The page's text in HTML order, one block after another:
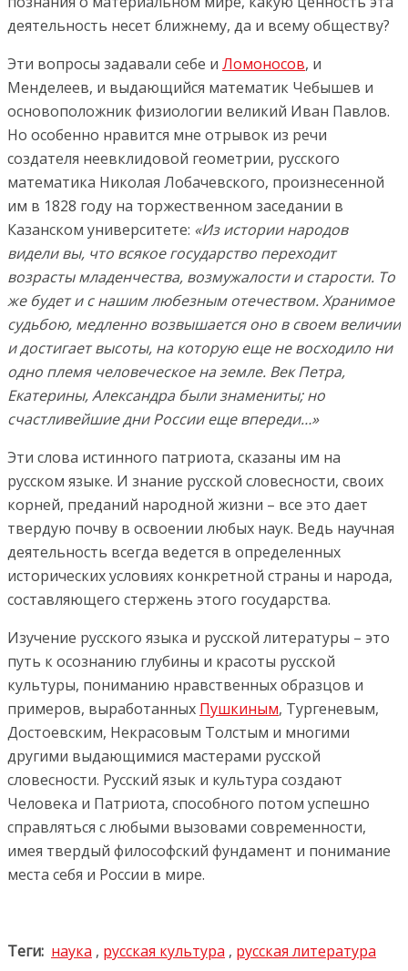
деятельность несет ближнему, да и всему обществу?
Эти вопросы задавали себе и Ломоносов, и
Менделеев, и выдающийся математик Чебышев и
основоположник физиологии великий Иван Павлов.
Но особенно нравится мне отрывок из речи
создателя неевклидовой геометрии, русского
математика Николая Лобачевского, произнесенной
им в 1828 году на торжественном заседании в
Казанском университете: «Из истории народов
видели вы, что всякое государство переходит
возрасты младенчества, возмужалости и старости. То
же будет и с нашим любезным отечеством. Хранимое
судьбою, медленно возвышается оно в своем величии
и достигает высоты, на которую еще не восходило ни
одно племя человеческое на земле. Век Петра,
Екатерины, Александра были знамениты; но
счастливейшие дни России еще впереди…»
Эти слова истинного патриота, сказаны им на
русском языке. И знание русской словесности, своих
корней, преданий народной жизни – все это дает
твердую почву в освоении любых наук. Ведь научная
деятельность всегда ведется в определенных
исторических условиях конкретной страны и народа,
составляющего стержень этого государства.
Изучение русского языка и русской литературы – это
путь к осознанию глубины и красоты русской
культуры, пониманию нравственных образцов и
примеров, выработанных Пушкиным, Тургеневым,
Достоевским, Некрасовым Толстым и многими
другими выдающимися мастерами русской
словесности. Русский язык и культура создают
Человека и Патриота, способного потом успешно
справляться с любыми вызовами современности,
имея твердый философский фундамент и понимание
места себя и России в мире.
Теги: наука , русская культура , русская литература